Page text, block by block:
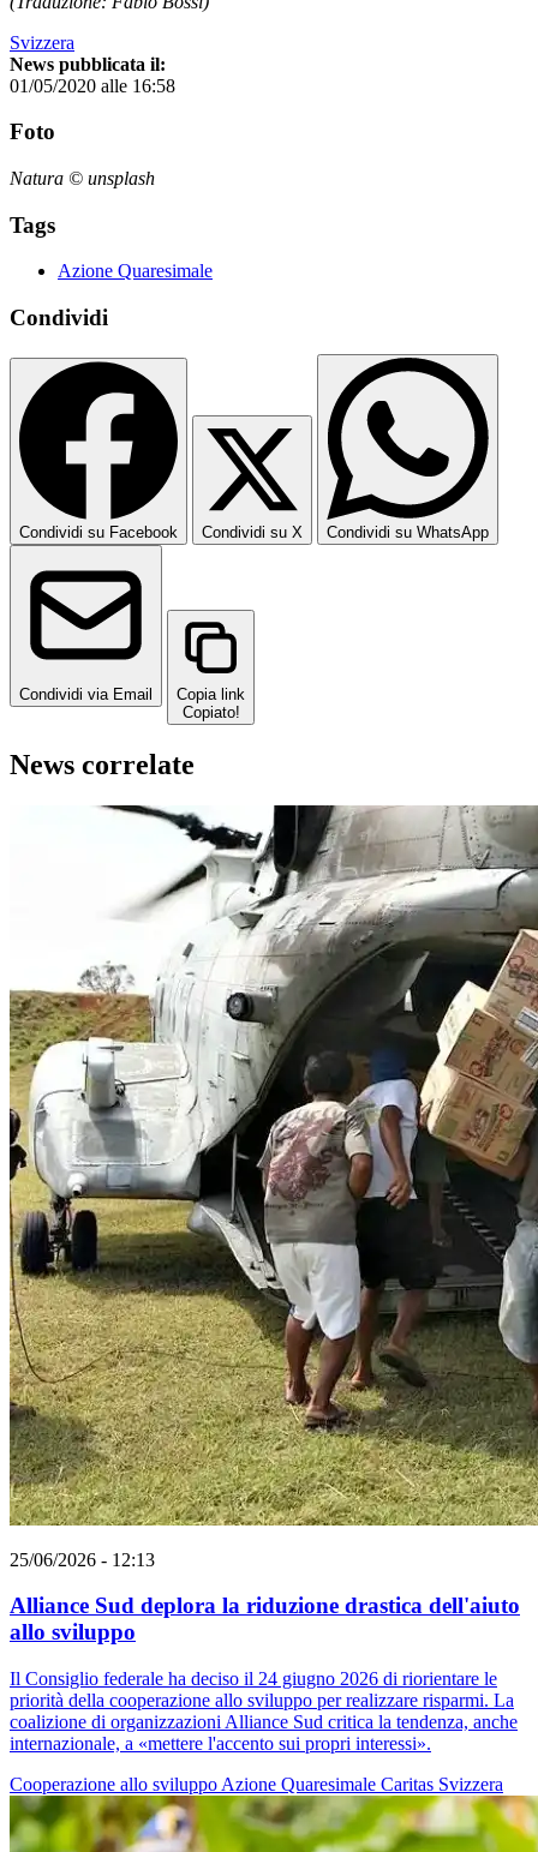
Svizzera
News pubblicata il:
01/05/2020 alle 16:58
Foto
Natura © unsplash
Tags
Azione Quaresimale
Condividi
Condividi su Facebook Condividi su X Condividi su WhatsApp
Condividi via Email
Copia link
Copiato!
News correlate
25/06/2026 - 12:13
Alliance Sud deplora la riduzione drastica dell'aiuto
allo sviluppo
Il Consiglio federale ha deciso il 24 giugno 2026 di riorientare le
priorità della cooperazione allo sviluppo per realizzare risparmi. La
coalizione di organizzazioni Alliance Sud critica la tendenza, anche
internazionale, a «mettere l'accento sui propri interessi».
Cooperazione allo sviluppo Azione Quaresimale Caritas Svizzera